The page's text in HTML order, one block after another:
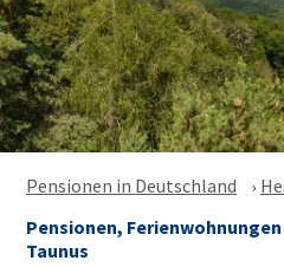
Pensionen in Deutschland
Pensionen,
Taunus